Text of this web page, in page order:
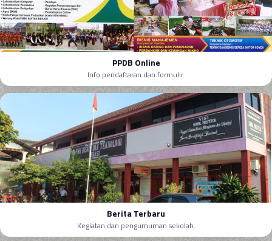
PPDB Online
Info pendaftaran dan formulir.
Berita Terbaru
Kegiatan dan pengumuman sekolah.